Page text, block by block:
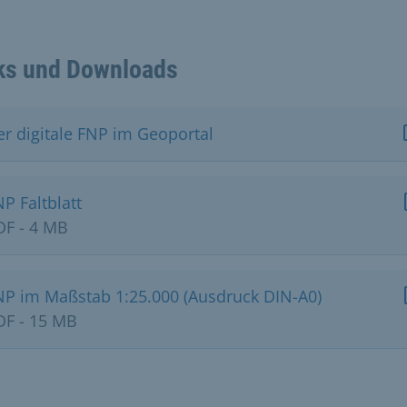
und Downloads
digitale FNP im Geoportal
Faltblatt
- 4 MB
im Maßstab 1:25.000 (Ausdruck DIN-A0)
- 15 MB